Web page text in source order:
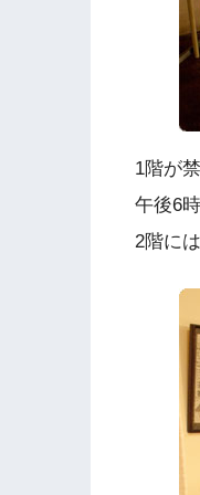
1階が
午後6
2階に